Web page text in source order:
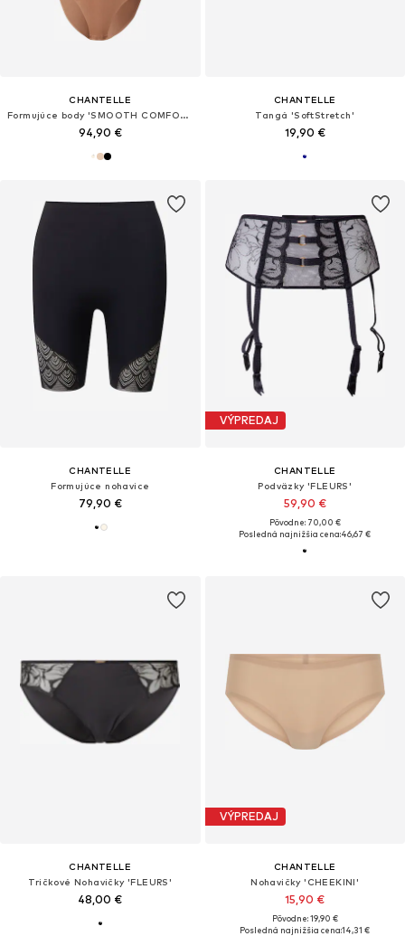
CHANTELLE
Formujúce body 'SMOOTH COMFORT'
94,90 €
CHANTELLE
Tangá 'SoftStretch'
19,90 €
CHANTELLE
Formujúce nohavice
79,90 €
VÝPREDAJ
CHANTELLE
Podväzky 'FLEURS'
59,90 €
Pôvodne: 70,00 €
Posledná najnižšia cena:46,67 €
CHANTELLE
Tričkové Nohavičky 'FLEURS'
48,00 €
VÝPREDAJ
CHANTELLE
Nohavičky 'CHEEKINI'
15,90 €
Pôvodne: 19,90 €
Posledná najnižšia cena:14,31 €